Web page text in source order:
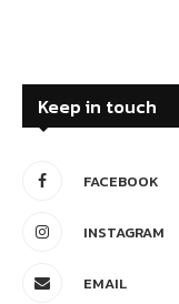
Keep in touch
FACEBOOK
INSTAGRAM
EMAIL